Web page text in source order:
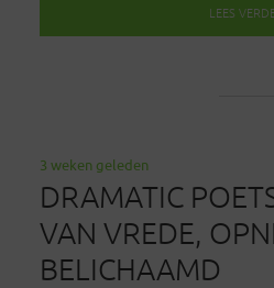
LEES
3 weken geleden
DRAMATIC
VAN VREDE,
BELICHAAMD